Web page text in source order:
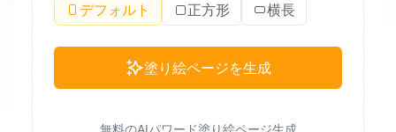
デフォルト 正方形 横長
塗り絵ページを生成
無料のAIパワード塗り絵ページ生成